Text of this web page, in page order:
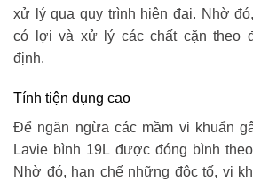
xử lý qua quy trình hiện đại. Nhờ
có lợi và xử lý các chất cặn theo
định.
Tính tiện dụng cao
Để ngăn ngừa các mầm vi khuẩn
Lavie bình 19L được đóng bình
Nhờ đó, hạn chế những độc tố, vi